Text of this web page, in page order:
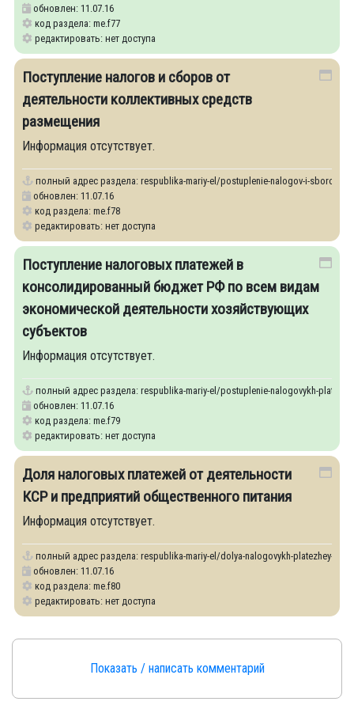
обновлен: 11.07.16
код раздела: me.f77
редактировать: нет доступа
Поступление налогов и сборов от
деятельности коллективных средств
размещения
Информация отсутствует.
полный адрес раздела: respublika-mariy-el/postuplenie-nalogov-i-sborov-
обновлен: 11.07.16
код раздела: me.f78
редактировать: нет доступа
Поступление налоговых платежей в
консолидированный бюджет РФ по всем видам
экономической деятельности хозяйствующих
субъектов
Информация отсутствует.
полный адрес раздела: respublika-mariy-el/postuplenie-nalogovykh-
обновлен: 11.07.16
код раздела: me.f79
редактировать: нет доступа
Доля налоговых платежей от деятельности
КСР и предприятий общественного питания
Информация отсутствует.
полный адрес раздела: respublika-mariy-el/dolya-nalogovykh-platezhey-ot-
обновлен: 11.07.16
код раздела: me.f80
редактировать: нет доступа
Показать / написать комментарий